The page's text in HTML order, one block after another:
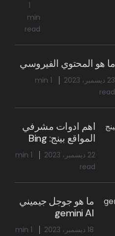
1
min
read
ما هو المحتوي الفيروسي
23 ديسمبر، 2023
1 min
read
اهم ادوات مشرفي
المواقع بينج: Bing
22 ديسمبر، 2023
1 min
read
ما هو جوجل جيميني
gemini AI
18 ديسمبر، 2023
1 min